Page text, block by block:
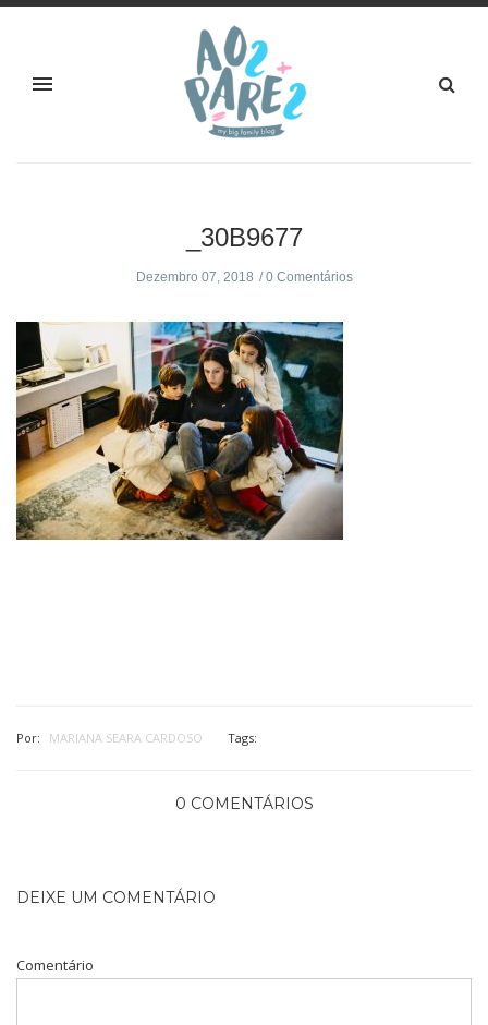
_30B9677
Dezembro 07, 2018 0 Comentários
Por: MARIANA SEARA CARDOSO Tags:
0 COMENTÁRIOS
DEIXE UM COMENTÁRIO
Comentário